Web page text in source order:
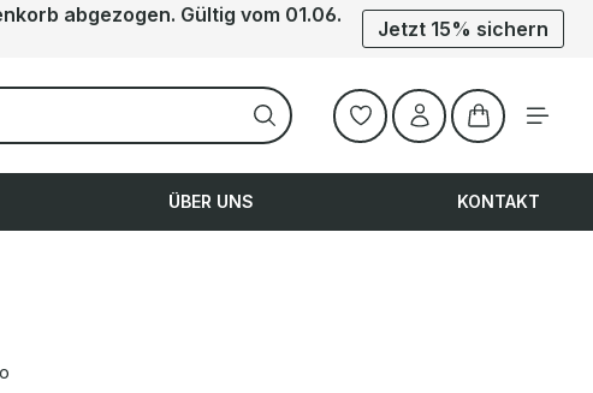
abgezogen. Gültig vom 01.06.
Jetzt 15% sichern
Warenkorb
ÜBER UNS KONTAKT